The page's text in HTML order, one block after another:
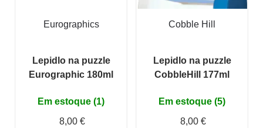
Eurographics
Lepidlo na puzzle
Eurographic 180ml
Em estoque (1)
8,00 €
Cobble Hill
Lepidlo na puzzle
CobbleHill 177ml
Em estoque (5)
8,00 €